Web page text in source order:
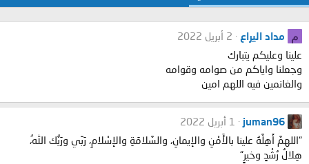
م مداد اليراع
2 أبريل 2022
علينا وعليكم يتبارك
وجعلنا واياكم من صوامه وقوامه
والغانمين فيه اللهم امين
juman96
1 أبريل 2022
“اللهمَّ أَهِلَّهُ علينا بالأَمْنِ والإيمانِ، والسَّلامَةِ والإسْلامِ، رَبِّي ورَبُّك اللهُ،
هِلالُ رُشْدٍ وخيرٍ“